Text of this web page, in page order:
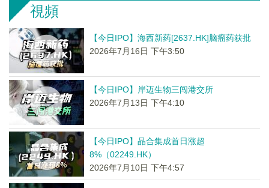
視頻
【今日IPO】海西新药[2637.HK]脑瘤药获批
2026年7月16日 下午3:50
【今日IPO】岸迈生物三闯港交所
2026年7月13日 下午4:10
【今日IPO】晶合集成首日涨超
8%（02249.HK）
2026年7月10日 下午4:57